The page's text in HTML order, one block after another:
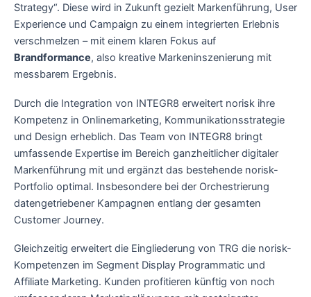
Strategy“. Diese wird in Zukunft gezielt Markenführung, User
Experience und Campaign zu einem integrierten Erlebnis
verschmelzen – mit einem klaren Fokus auf
Brandformance, also kreative Markeninszenierung mit
messbarem Ergebnis.
Durch die Integration von INTEGR8 erweitert norisk ihre
Kompetenz in Onlinemarketing, Kommunikationsstrategie
und Design erheblich. Das Team von INTEGR8 bringt
umfassende Expertise im Bereich ganzheitlicher digitaler
Markenführung mit und ergänzt das bestehende norisk-
Portfolio optimal. Insbesondere bei der Orchestrierung
datengetriebener Kampagnen entlang der gesamten
Customer Journey.
Gleichzeitig erweitert die Eingliederung von TRG die norisk-
Kompetenzen im Segment Display Programmatic und
Affiliate Marketing. Kunden profitieren künftig von noch